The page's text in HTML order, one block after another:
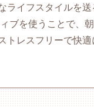
ライフスタイルを
ブを使うことで、
トレスフリーで快適